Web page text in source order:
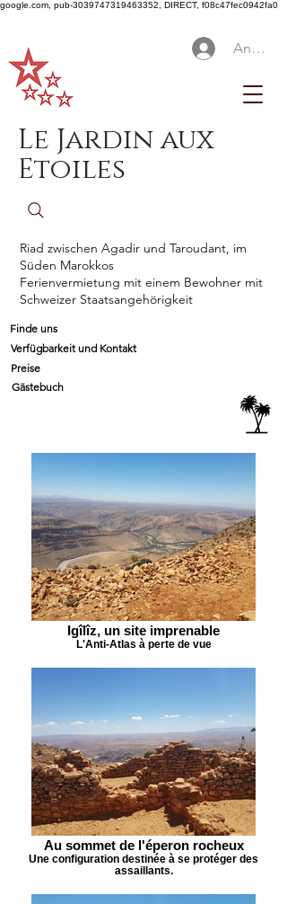
google.com, pub-3039747319463352, DIRECT, f08c47fec0942fa0
Le Jardin aux
Etoiles
Riad zwischen Agadir und Taroudant, im
Süden Marokkos
Ferienvermietung mit einem Bewohner mit
Schweizer Staatsangehörigkeit
Finde uns
Verfügbarkeit und Kontakt
Preise
Gästebuch
Igîlîz, un site imprenable
L'Anti-Atlas à perte de vue
Au sommet de l'éperon rocheux
Une configuration destinée à se protéger des
assaillants.